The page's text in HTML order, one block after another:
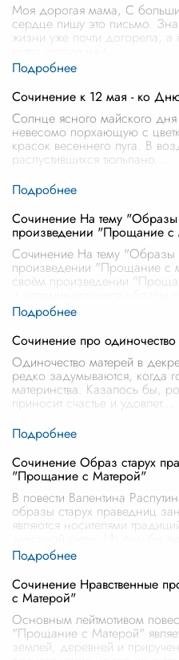
Моя дорогая мама, С
сердце пишу это письмо.
жизни уже почти догорела, а
Сочинение к 12 мая - ко
Солнце ясного майского дня
невесомо порхающую с
красок весеннего луга. В
распустившихся тюльпано
Сочинение На тему "Образы
произведении "Прощание с
Сочинение На тему "Образы
произведении "Прощание с
своём произведении
Сочинение про одиночество
Одиночество матерей в
редко задумываются, когда
материнства. Казалось бы,
приносит счастье и удовлет
Сочинение Образ старух
"Прощание с Матерой"
В повести Валентина
образы старух праведниц
являются носителями
Сочинение Нравственные
с Матерой"
Основным лейтмотивом
"Прощание с Матерой"
землей, деревней и